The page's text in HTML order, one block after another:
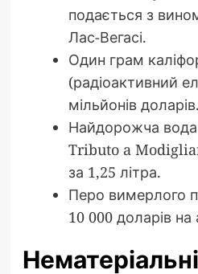
подається з
Лас-Вегасі.
Один грам
(радіоактивний
мільйонів доларів.
Найдорожча
Tributo a
за 1,25 літра.
Перо вимерлого
10 000 доларів на